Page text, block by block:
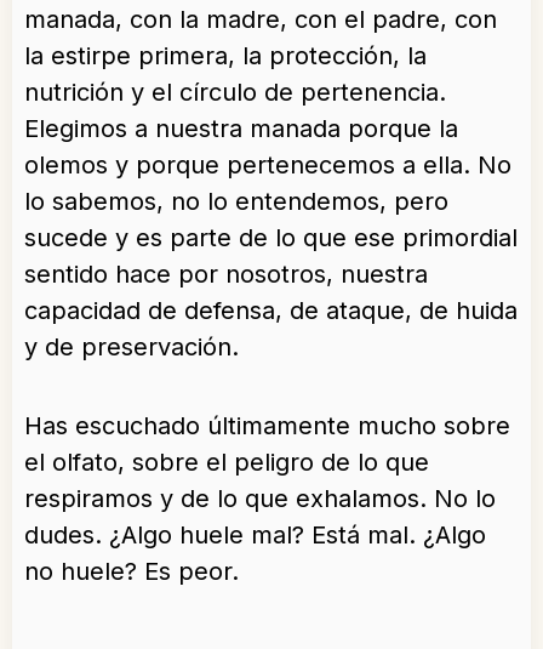
manada, con la madre, con el padre, con
la estirpe primera, la protección, la
nutrición y el círculo de pertenencia.
Elegimos a nuestra manada porque la
olemos y porque pertenecemos a ella. No
lo sabemos, no lo entendemos, pero
sucede y es parte de lo que ese primordial
sentido hace por nosotros, nuestra
capacidad de defensa, de ataque, de huida
y de preservación.
Has escuchado últimamente mucho sobre
el olfato, sobre el peligro de lo que
respiramos y de lo que exhalamos. No lo
dudes. ¿Algo huele mal? Está mal. ¿Algo
no huele? Es peor.